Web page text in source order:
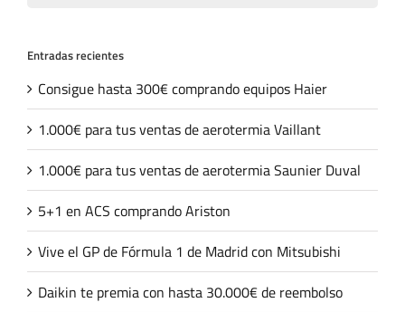
Entradas recientes
Consigue hasta 300€ comprando equipos Haier
1.000€ para tus ventas de aerotermia Vaillant
1.000€ para tus ventas de aerotermia Saunier Duval
5+1 en ACS comprando Ariston
Vive el GP de Fórmula 1 de Madrid con Mitsubishi
Daikin te premia con hasta 30.000€ de reembolso